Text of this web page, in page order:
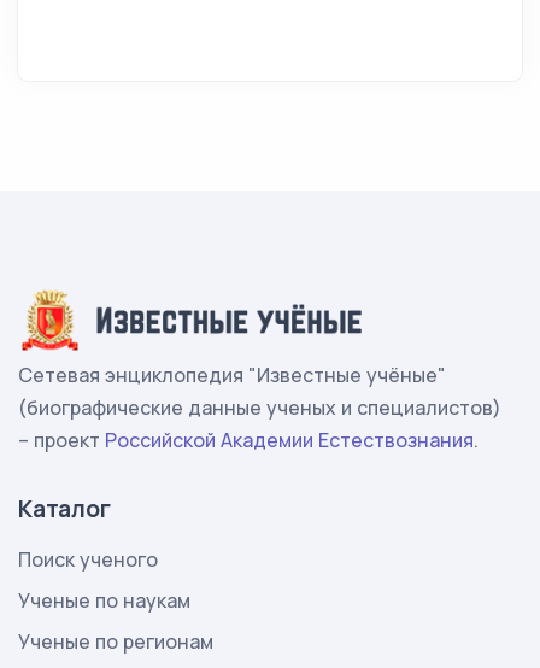
Сетевая энциклопедия "Известные учёные"
(биографические данные ученых и специалистов)
– проект Российской Академии Естествознания.
Каталог
Поиск ученого
Ученые по наукам
Ученые по регионам